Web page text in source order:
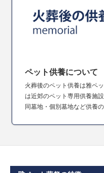
ペット供養について
火葬後のペット供養は雅ペ
は近郊のペット専用供養施
同墓地・個別墓地など供養の